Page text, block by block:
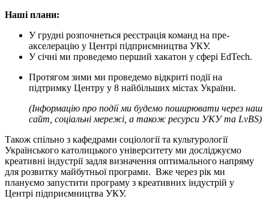
Наші плани:
У грудні розпочнеться реєстрація команд на пре-
акселерацію у Центрі підприємництва УКУ.
У січні ми проведемо перший хакатон у сфері EdTech.
Протягом зими ми проведемо відкриті події на
підтримку Центру у 8 найбільших містах України.
(Інформацію про події ми будемо поширювати через наш
сайт, соціальні мережі, а також ресурси УКУ та LvBS)
Також спільно з кафедрами соціології та культурології
Українського католицького університету ми досліджуємо
креативні індустрії задля визначення оптимального напряму
для розвитку майбутньої програми. Вже через рік ми
плануємо запустити програму з креативних індустрій у
Центрі підприємництва УКУ.